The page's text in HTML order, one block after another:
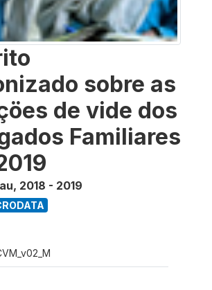
sobre as
de vide dos
Familiares
, 2018 - 2019